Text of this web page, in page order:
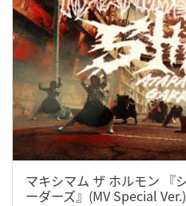
マキシマム ザ ホルモン 『
ーダーズ』(MV Special